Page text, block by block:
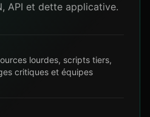
API et dette applicative.
lourdes, scripts tiers,
critiques et équipes